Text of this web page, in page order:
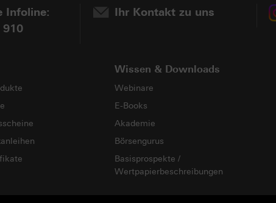
Infoline:
910
Ihr Kontakt zu uns
Wissen & Downloads
Webinare
E-Books
Akademie
Börsengurus
Basisprospekte /
Wertpapierbeschreibungen